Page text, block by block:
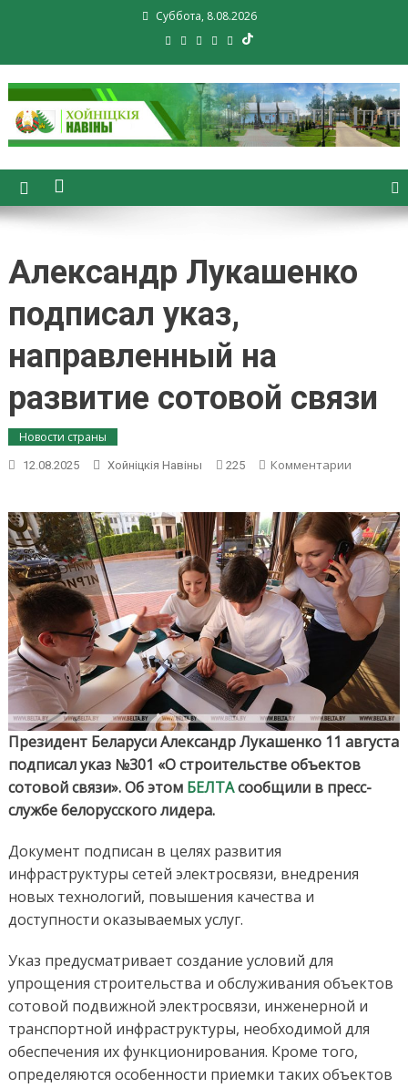
Суббота, 8.08.2026
Хойники. Хойнiцкiя навiны.
Новости Хойник. Районная
Александр Лукашенко
подписал указ,
направленный на
развитие сотовой связи
Новости страны
12.08.2025 Хойнiцкiя Навiны 225 Комментарииon
подписал
указ,
на
развитие
сотовой
связи
Президент Беларуси Александр Лукашенко 11 августа
подписал указ №301 «О строительстве объектов
сотовой связи». Об этом БЕЛТАсообщили в пресс-
службе белорусского лидера.
Документ подписан в целях развития
инфраструктуры сетей электросвязи, внедрения
новых технологий, повышения качества и
доступности оказываемых услуг.
Указ предусматривает создание условий для
упрощения строительства и обслуживания объектов
сотовой подвижной электросвязи, инженерной и
транспортной инфраструктуры, необходимой для
обеспечения их функционирования. Кроме того,
определяются особенности приемки таких объектов